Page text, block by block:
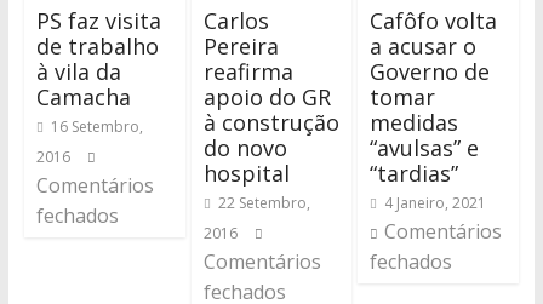
PS faz visita
de trabalho
à vila da
Camacha
16 Setembro,
2016
Comentários
fechados
Carlos
Pereira
reafirma
apoio do GR
à construção
do novo
hospital
22 Setembro,
2016
Comentários
fechados
Cafôfo volta
a acusar o
Governo de
tomar
medidas
“avulsas” e
“tardias”
4 Janeiro, 2021
Comentários
fechados